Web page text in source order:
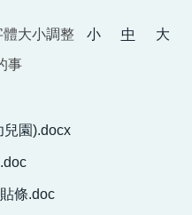
體大小調整 小 中
大
事
兒園).docx
條.doc